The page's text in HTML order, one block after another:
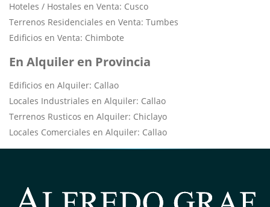
Hoteles / Hostales en Venta: Cusco
Terrenos Residenciales en Venta: Tumbes
Edificios en Venta: Chimbote
En Alquiler en Provincia
Edificios en Alquiler: Callao
Locales Industriales en Alquiler: Callao
Terrenos Rusticos en Alquiler: Chiclayo
Locales Comerciales en Alquiler: Callao